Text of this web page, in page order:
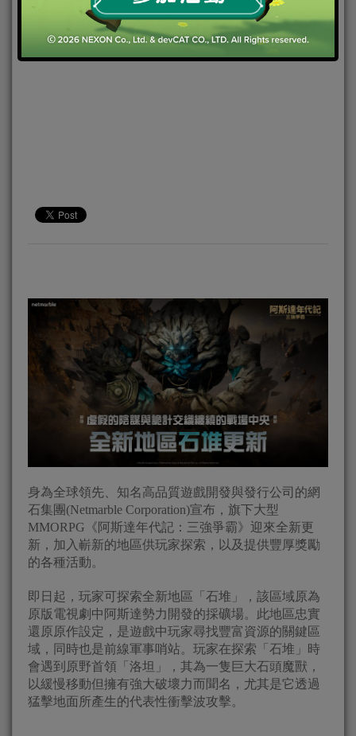
身為全球領先、知名高品質遊戲開發與發行公司的網
石集團(Netmarble Corporation)宣布，旗下大型
MMORPG《阿斯達年代記：三強爭霸》迎來全新更
新，加入嶄新的地區供玩家探索，以及提供豐厚獎勵
的各種活動。
即日起，玩家可探索全新地區「石堆」，該區域原為
原版電視劇中阿斯達勢力開發的採礦場。此地區忠實
還原原作設定，是遊戲中玩家尋找豐富資源的關鍵區
域，同時也是前線軍事哨站。玩家在探索「石堆」時
會遇到原野首領「洛坦」，其為一隻巨大石頭魔獸，
以緩慢移動但擁有強大破壞力而聞名，尤其是它透過
猛擊地面所產生的代表性衝擊波攻擊。